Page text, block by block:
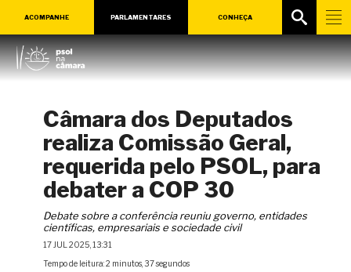
ACOMPANHE PARLAMENTARES CONHEÇA
Câmara dos Deputados
realiza Comissão Geral,
requerida pelo PSOL, para
debater a COP 30
Debate sobre a conferência reuniu governo, entidades
científicas, empresariais e sociedade civil
17 JUL 2025, 13:31
Tempo de leitura: 2 minutos, 37 segundos